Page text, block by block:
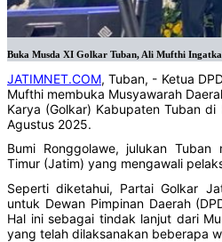
Buka Musda XI Golkar Tuban, Ali Mufthi
JATIMNET.COM, Tuban, - Ketua
Mufthi membuka Musyawarah
Karya (Golkar) Kabupaten Tuban
Agustus 2025.
Bumi Ronggolawe, julukan
Timur (Jatim) yang mengawali
Seperti diketahui, Partai Golkar
untuk Dewan Pimpinan Daerah
Hal ini sebagai tindak lanjut dari
yang telah dilaksanakan beberapa